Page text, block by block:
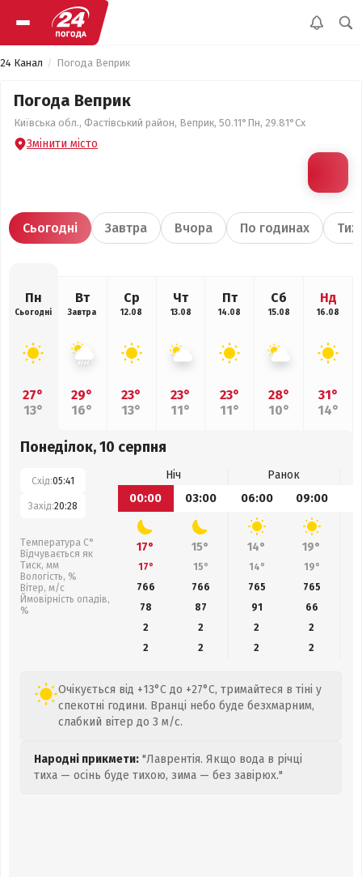
24 Канал Погода Веприк
Погода Веприк
Київська обл., Фастівський район, Веприк, 50.11°Пн, 29.81°Сх
Змінити місто
Сьогодні Завтра Вчора По годинах
Пн
Сьогодні
27°
13°
Вт
Завтра
29°
16°
Ср
12.08
23°
13°
Чт
13.08
23°
11°
Пт
14.08
23°
11°
Сб
15.08
28°
10°
Нд
16.08
31°
14°
Понеділок, 10 серпня
Схід:05:41
Захід:20:28
Температура С°
Відчувається як
Тиск, мм
Вологість, %
Вітер, м/с
Ймовірність опадів,
%
Ніч
Ранок
00:00
03:00 06:00 09:00
17° 15° 14° 19°
17° 15° 14° 19°
766
766 765 765
78
87 91 66
2
2 2
2
2
2 2 2
Очікується від +13°C до +27°C, тримайтеся в тіні у
спекотні години. Вранці небо буде безхмарним,
слабкий вітер до 3 м/с.
Народні прикмети: "Лаврентія. Якщо вода в річці
тиха — осінь буде тихою, зима — без завірюх."